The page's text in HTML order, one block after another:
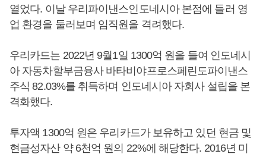
열었다. 이날 우리파이낸스인도네시아 본점에 들러 영
업 환경을 둘러보며 임직원을 격려했다.
우리카드는 2022년 9월1일 1300억 원을 들여 인도네시
아 자동차할부금융사 바타비야프로스페린도파이낸스
주식 82.03%를 취득하며 인도네시아 자회사 설립을 본
격화했다.
투자액 1300억 원은 우리카드가 보유하고 있던 현금 및
현금성자산 약 6천억 원의 22%에 해당한다. 2016년 미